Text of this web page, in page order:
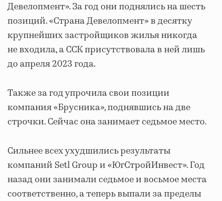
Девелопмент». За год они поднялись на шесть
позиций. «Страна Девелопмент» в десятку
крупнейших застройщиков жилья никогда
не входила, а ССК присутствовала в ней лишь
до апреля 2023 года.
Также за год упрочила свои позиции
компания «Брусника», поднявшись на две
строчки. Сейчас она занимает седьмое место.
Сильнее всех ухудшились результаты
компаний Setl Group и «ЮгСтройИнвест». Год
назад они занимали седьмое и восьмое места
соответственно, а теперь выпали за пределы